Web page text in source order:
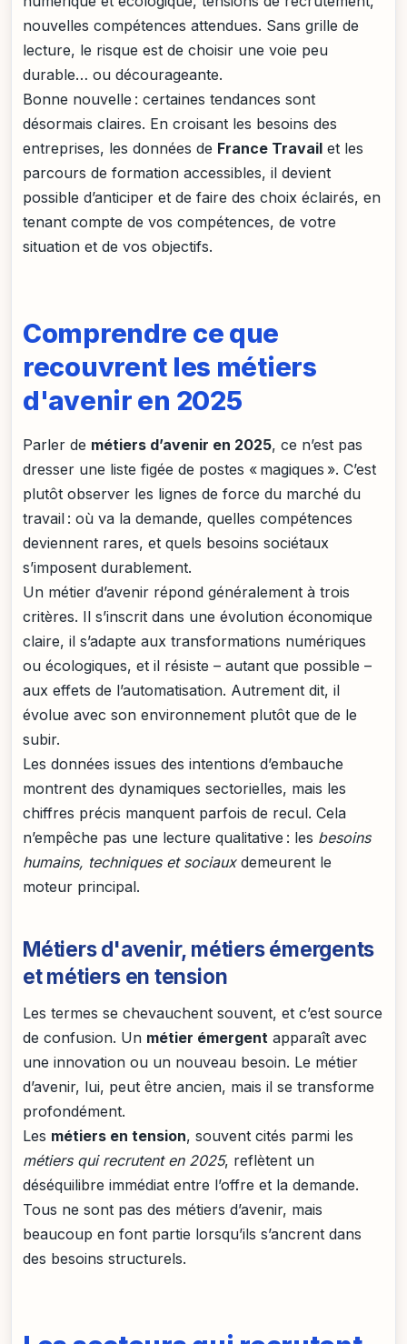
nouvelles compétences attendues. Sans grille de
lecture, le risque est de choisir une voie peu
durable… ou décourageante.
Bonne nouvelle : certaines tendances sont
désormais claires. En croisant les besoins des
entreprises, les données de France Travail et les
parcours de formation accessibles, il devient
possible d’anticiper et de faire des choix éclairés, en
tenant compte de vos compétences, de votre
situation et de vos objectifs.
Comprendre ce que
recouvrent les métiers
d'avenir en 2025
Parler de métiers d’avenir en 2025, ce n’est pas
dresser une liste figée de postes « magiques ». C’est
plutôt observer les lignes de force du marché du
travail : où va la demande, quelles compétences
deviennent rares, et quels besoins sociétaux
s’imposent durablement.
Un métier d’avenir répond généralement à trois
critères. Il s’inscrit dans une évolution économique
claire, il s’adapte aux transformations numériques
ou écologiques, et il résiste – autant que possible –
aux effets de l’automatisation. Autrement dit, il
évolue avec son environnement plutôt que de le
subir.
Les données issues des intentions d’embauche
montrent des dynamiques sectorielles, mais les
chiffres précis manquent parfois de recul. Cela
n’empêche pas une lecture qualitative : les besoins
humains, techniques et sociauxdemeurent le
moteur principal.
Métiers d'avenir, métiers émergents
et métiers en tension
Les termes se chevauchent souvent, et c’est source
de confusion. Un métier émergent apparaît avec
une innovation ou un nouveau besoin. Le métier
d’avenir, lui, peut être ancien, mais il se transforme
profondément.
Les métiers en tension, souvent cités parmi les
métiers qui recrutent en 2025, reflètent un
déséquilibre immédiat entre l’offre et la demande.
Tous ne sont pas des métiers d’avenir, mais
beaucoup en font partie lorsqu’ils s’ancrent dans
des besoins structurels.